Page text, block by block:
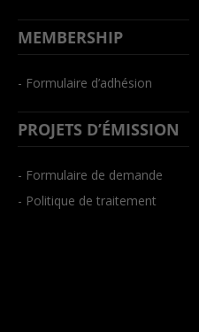
MEMBERSHIP
- Formulaire d’adhésion
PROJETS D’ÉMISSION
- Formulaire de demande
- Politique de traitement